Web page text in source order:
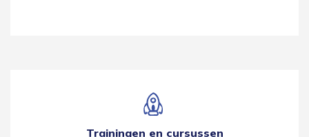
Trainingen en cursussen